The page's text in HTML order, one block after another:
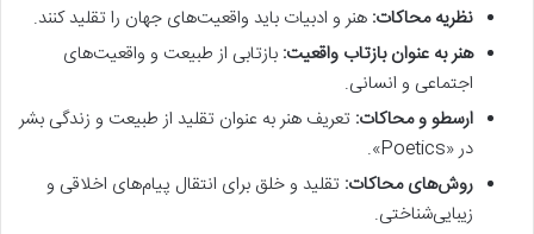
نظریه محاکات: هنر و ادبیات باید واقعیت‌های جهان را تقلید کنند.
هنر به عنوان بازتاب واقعیت: بازتابی از طبیعت و واقعیت‌های
اجتماعی و انسانی.
ارسطو و محاکات: تعریف هنر به عنوان تقلید از طبیعت و زندگی بشر
در «Poetics».
روش‌های محاکات: تقلید و خلق برای انتقال پیام‌های اخلاقی و
زیبایی‌شناختی.